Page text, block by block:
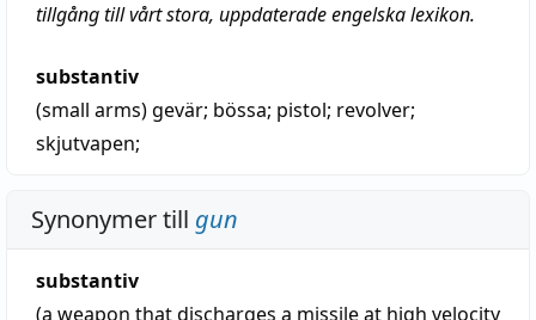
tillgång till vårt stora, uppdaterade engelska lexikon.
substantiv
(small arms)gevär; bössa; pistol; revolver;
skjutvapen;
Synonymer till gun
substantiv
(a weapon that discharges a missile at high velocity